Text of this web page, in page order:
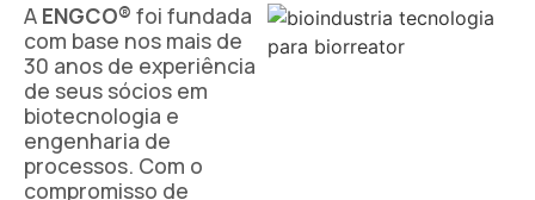
A ENGCO® foi fundada
com base nos mais de
30 anos de experiência
de seus sócios em
biotecnologia e
engenharia de
processos. Com o
compromisso de